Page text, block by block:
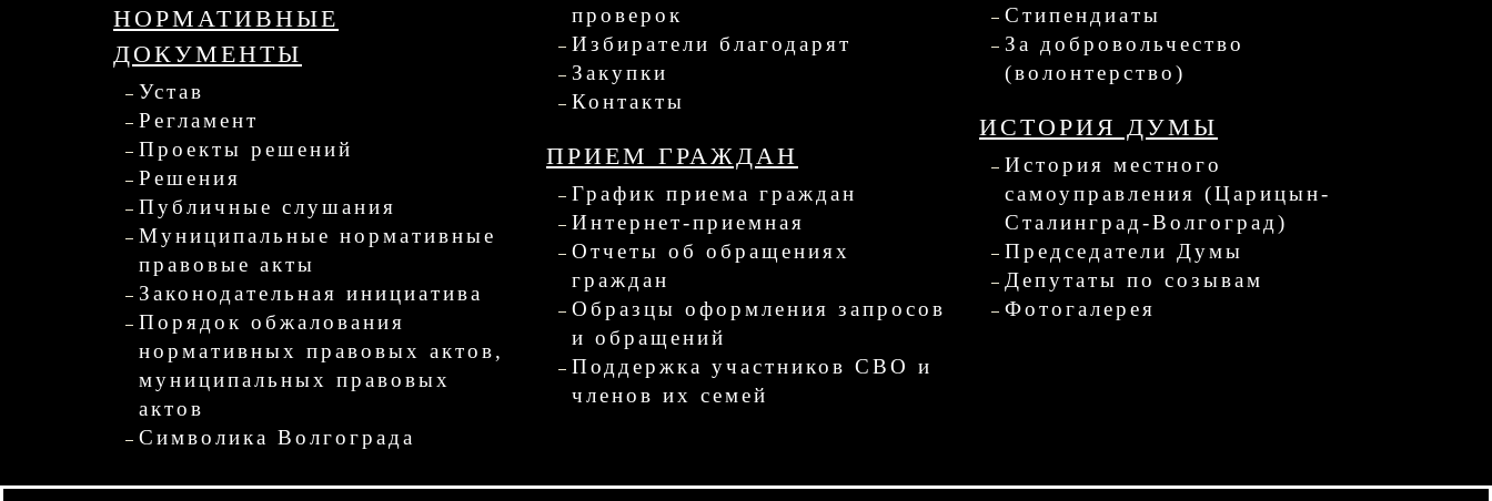
НОРМАТИВНЫЕ
ДОКУМЕНТЫ
Устав
Регламент
Проекты решений
Решения
Публичные слушания
Муниципальные нормативные
правовые акты
Законодательная инициатива
Порядок обжалования
нормативных правовых актов,
муниципальных правовых
актов
Символика Волгограда
проверок
Избиратели благодарят
Закупки
Контакты
ПРИЕМ ГРАЖДАН
График приема граждан
Интернет-приемная
Отчеты об обращениях
граждан
Образцы оформления запросов
и обращений
Поддержка участников СВО и
членов их семей
Стипендиаты
За добровольчество
(волонтерство)
ИСТОРИЯ ДУМЫ
История местного
самоуправления (Царицын-
Сталинград-Волгоград)
Председатели Думы
Депутаты по созывам
Фотогалерея